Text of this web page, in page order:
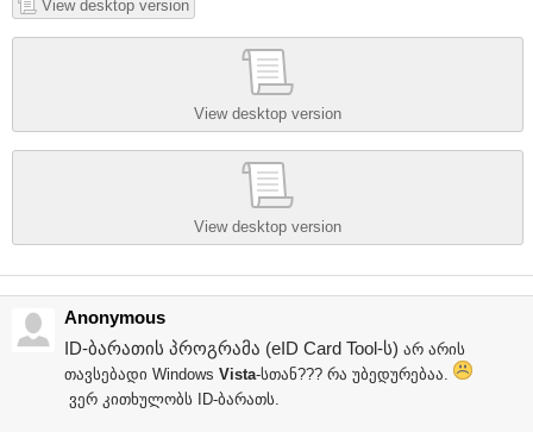
View desktop version
View desktop version
View desktop version
Anonymous
ID-ბარათის პროგრამა (eID Card Tool-ს) არ არის
თავსებადი Windows Vista-სთან??? რა უბედურებაა.
ვერ კითხულობს ID-ბარათს.